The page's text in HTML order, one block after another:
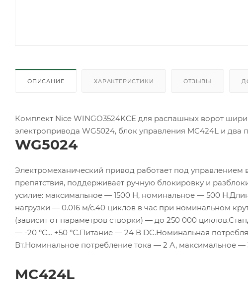
ОПИСАНИЕ ХАРАКТЕРИСТИКИ ОТЗЫВЫ
Комплект Nice WINGO3524KCE для распашных ворот
электропривода WG5024, блок управления MC424L и два
WG5024
Электромеханический привод работает под управлением
препятствия, поддерживает ручную блокировку и
усилие: максимальное — 1500 Н, номинальное — 500
нагрузки — 0.016 м/с.40 циклов в час при номинальном
(зависит от параметров створки) — до 250 000
— -20 °С… +50 °С.Питание — 24 В DC.Номинальная
Вт.Номинальное потребление тока — 2 А, максимальное
MC424L